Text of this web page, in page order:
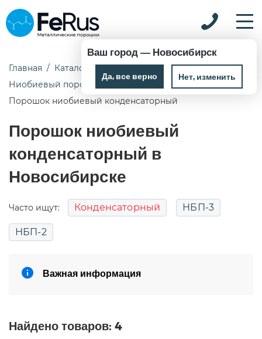
Ваш город — Новосибирск
Да, все верно Нет, изменить
Главная Каталог
Металлические порошки
Ниобиевый порошок
Порошок ниобиевый конденсаторный
Порошок ниобиевый
конденсаторный в
Новосибирске
Часто ищут: Конденсаторный НБП-3
НБП-2
Важная информация
Найдено товаров: 4